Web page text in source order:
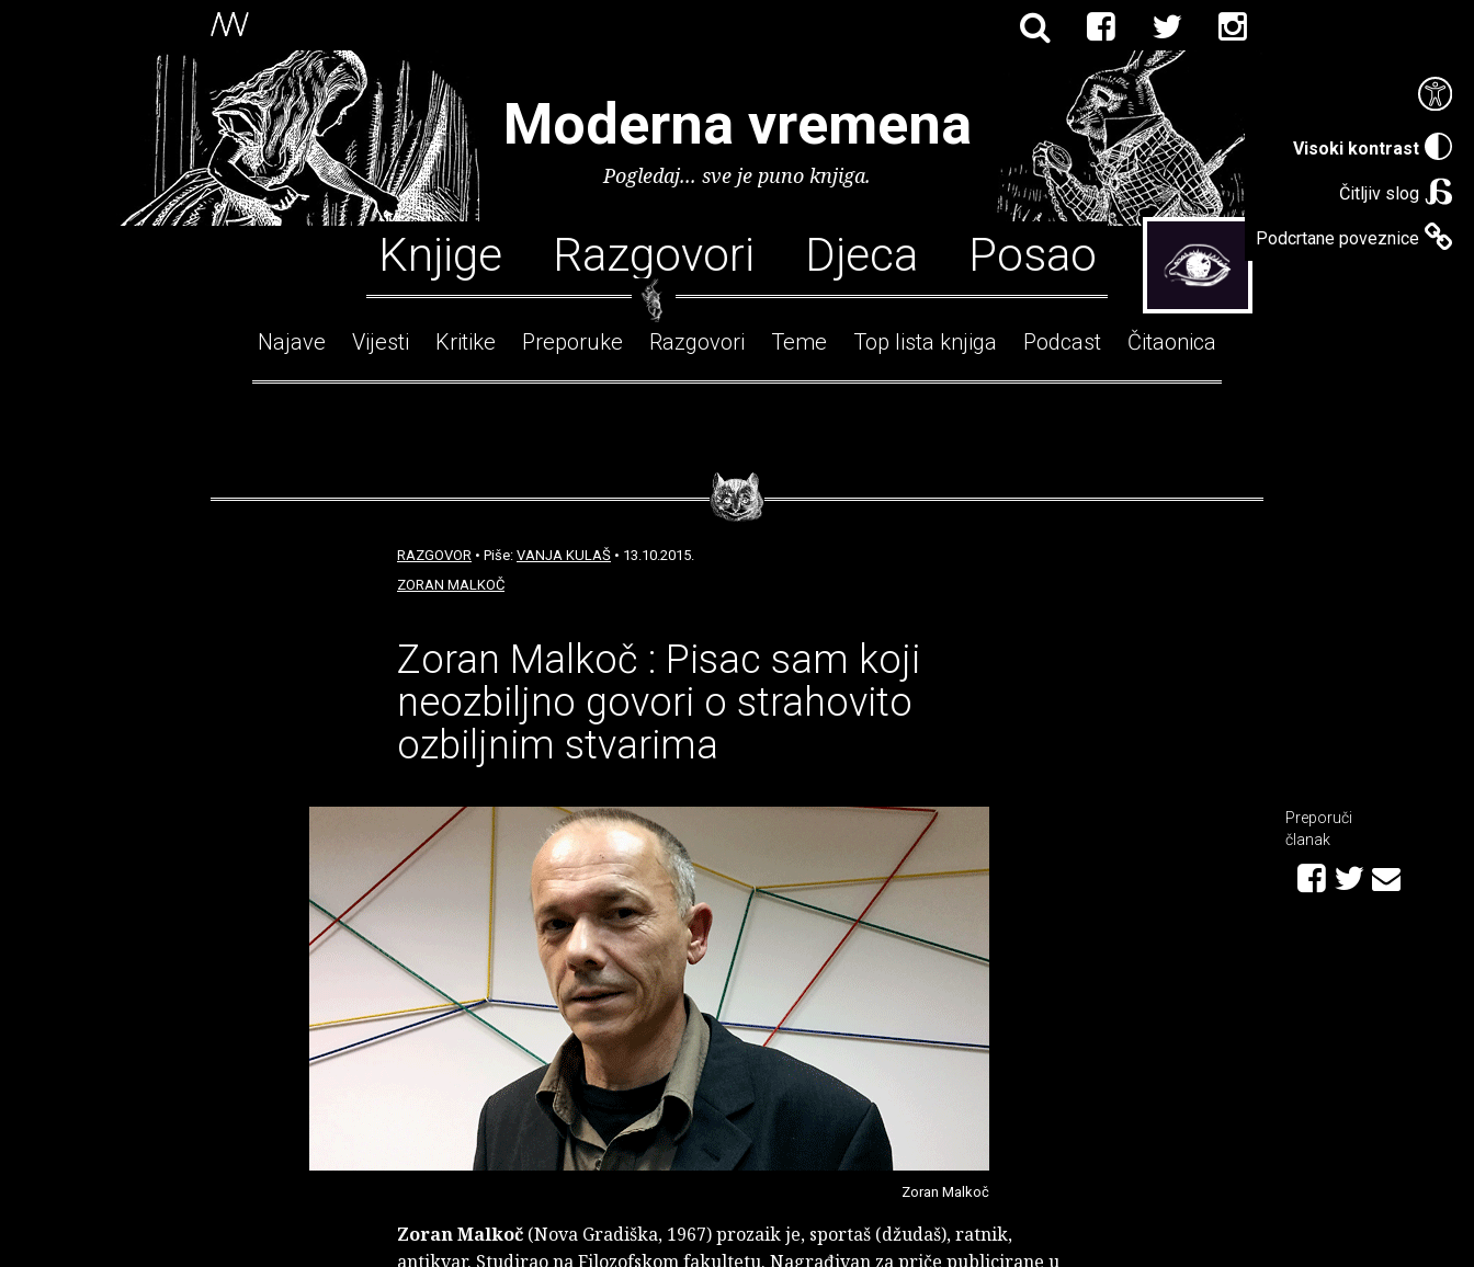
Visoki kontrast
Čitljiv slog
Podcrtane poveznice
Moderna vremena
Pogledaj... sve je puno knjiga.
Knjige Razgovori Djeca Posao
Najave Vijesti Kritike Preporuke Razgovori Teme Top lista knjiga Podcast Čitaonica
RAZGOVOR • Piše: VANJA KULAŠ • 13.10.2015.
ZORAN MALKOČ
Zoran Malkoč : Pisac sam koji
neozbiljno govori o strahovito
ozbiljnim stvarima
Zoran Malkoč
Zoran Malkoč (Nova Gradiška, 1967) prozaik je, sportaš (džudaš), ratnik,
antikvar. Studirao na Filozofskom fakultetu. Nagrađivan za priče publicirane u
Preporuči
članak